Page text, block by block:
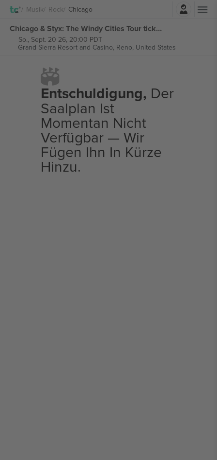
Musik Rock Chicago
Chicago & Styx: The Windy Cities Tour tickets
So., Sept. 20 26, 20:00 PDT
Grand Sierra Resort and Casino, Reno, United States
Entschuldigung, Der
Saalplan Ist
Momentan Nicht
Verfügbar — Wir
Fügen Ihn In Kürze
Hinzu.